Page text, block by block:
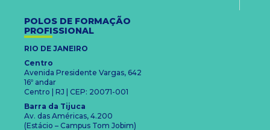
POLOS DE FORMAÇÃO
PROFISSIONAL
RIO DE JANEIRO
Centro
Avenida Presidente Vargas, 642
16º andar
Centro | RJ | CEP: 20071-001
Barra da Tijuca
Av. das Américas, 4.200
(Estácio – Campus Tom Jobim)